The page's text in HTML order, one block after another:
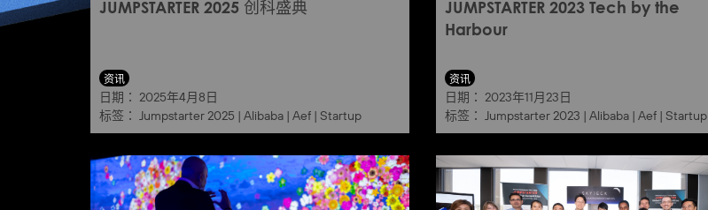
JUMPSTARTER 2025 创科盛典
资讯
日期： 2025年4月8日
标签： Jumpstarter 2025 | Alibaba | Aef | Startup
JUMPSTARTER 2023 Tech by the
Harbour
资讯
日期： 2023年11月23日
标签： Jumpstarter 2023 | Alibaba | Aef | Startup